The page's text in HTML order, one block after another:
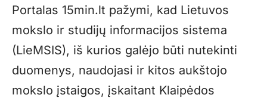
Portalas 15min.lt pažymi, kad Lietuvos
mokslo ir studijų informacijos sistema
(LieMSIS), iš kurios galėjo būti nutekinti
duomenys, naudojasi ir kitos aukštojo
mokslo įstaigos, įskaitant Klaipėdos